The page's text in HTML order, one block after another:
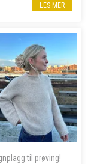
LES MER
til prøving!